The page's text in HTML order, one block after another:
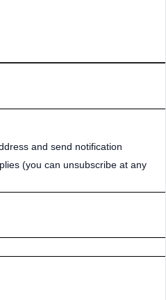
and send notification
(you can unsubscribe at any